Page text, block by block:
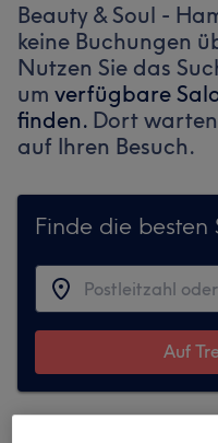
Beauty & Soul -
keine Buchungen
Nutzen Sie das
um verfügbare
finden. Dort
auf Ihren Besuch.
Finde die
Auf